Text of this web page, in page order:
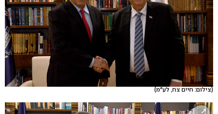
(צילום: חיים צח, לע"מ)